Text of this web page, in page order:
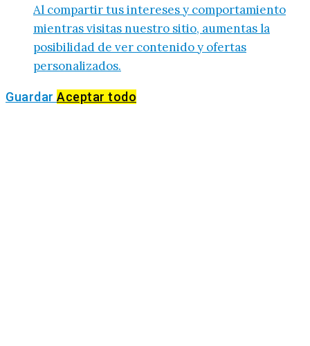
Al compartir tus intereses y comportamiento
mientras visitas nuestro sitio, aumentas la
posibilidad de ver contenido y ofertas
personalizados.
Guardar Aceptar todo